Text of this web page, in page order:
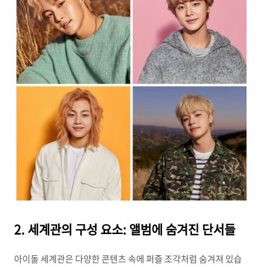
2. 세계관의 구성 요소: 앨범에 숨겨진 단서들
아이돌 세계관은 다양한 콘텐츠 속에 퍼즐 조각처럼 숨겨져 있습